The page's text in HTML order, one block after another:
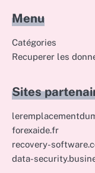
Menu
Catégories
Recuperer les
Sites
forexaide.fr
recovery-
data-